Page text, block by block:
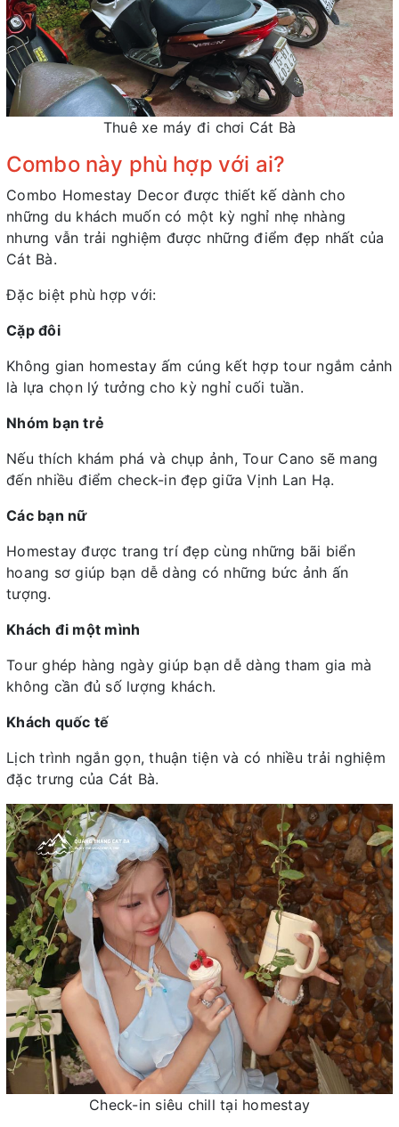
Thuê xe máy đi chơi Cát Bà
Combo này phù hợp với ai?
Combo Homestay Decor được thiết kế dành cho
những du khách muốn có một kỳ nghỉ nhẹ nhàng
nhưng vẫn trải nghiệm được những điểm đẹp nhất của
Cát Bà.
Đặc biệt phù hợp với:
Cặp đôi
Không gian homestay ấm cúng kết hợp tour ngắm cảnh
là lựa chọn lý tưởng cho kỳ nghỉ cuối tuần.
Nhóm bạn trẻ
Nếu thích khám phá và chụp ảnh, Tour Cano sẽ mang
đến nhiều điểm check-in đẹp giữa Vịnh Lan Hạ.
Các bạn nữ
Homestay được trang trí đẹp cùng những bãi biển
hoang sơ giúp bạn dễ dàng có những bức ảnh ấn
tượng.
Khách đi một mình
Tour ghép hàng ngày giúp bạn dễ dàng tham gia mà
không cần đủ số lượng khách.
Khách quốc tế
Lịch trình ngắn gọn, thuận tiện và có nhiều trải nghiệm
đặc trưng của Cát Bà.
Check-in siêu chill tại homestay